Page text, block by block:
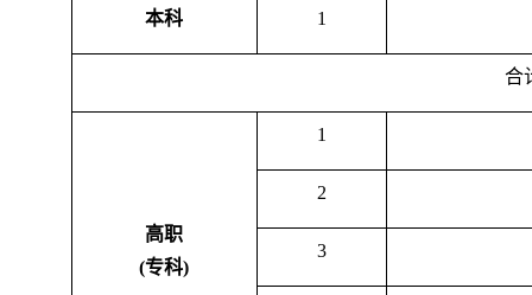
本科 1
合
高职
(专科)
1
2
3